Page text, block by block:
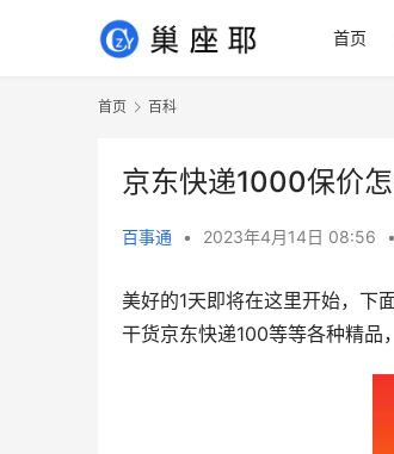
首页
首页 百科
京东快递1000保价
百事通 • 2023年4月14日 08:56 •
美好的1天即将在这里开始，下
干货京东快递100等等各种精品